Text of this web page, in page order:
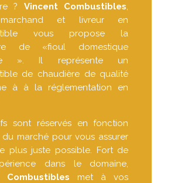
? Vincent Combustibles,
et livreur en
vous propose la
de «fioul domestique
». Il représente un
de chaudière de qualité
à à la réglementation en
sont réservés en fonction
du marché pour vous assurer
plus juste possible. Fort de
dans le domaine,
Combustibles met à vos